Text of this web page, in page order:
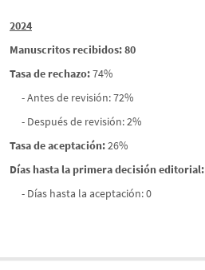
2024
Manuscritos recibidos: 80
Tasa de rechazo:74%
- Antes de revisión: 72%
- Después de revisión: 2%
Tasa de aceptación:26%
Días hasta la primera decisión editorial:
- Días hasta la aceptación: 0